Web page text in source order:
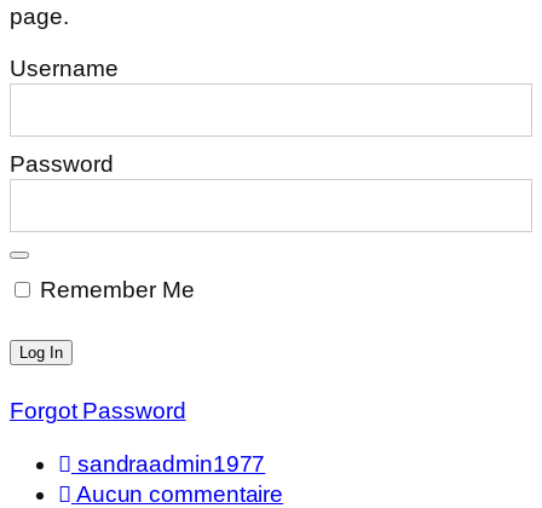
page.
Username
Password
Remember Me
Forgot Password
sandraadmin1977
Aucun commentaire